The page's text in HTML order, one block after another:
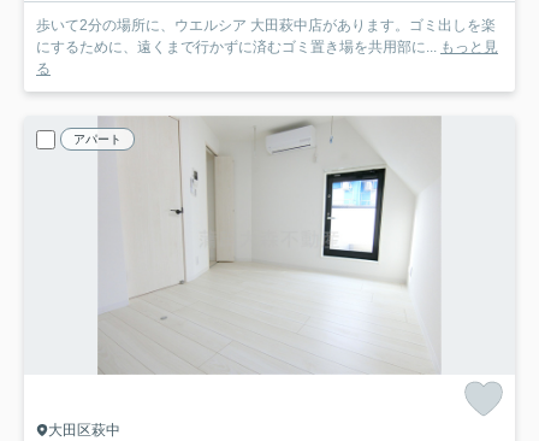
歩いて2分の場所に、ウエルシア 大田萩中店があります。ゴミ出しを楽
にするために、遠くまで行かずに済むゴミ置き場を共用部に... もっと見
る
アパート
大田区萩中